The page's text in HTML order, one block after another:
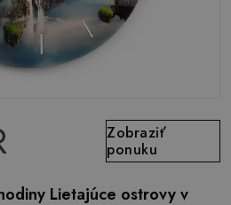
Zobraziť
ponuku
Lietajúce ostrovy v